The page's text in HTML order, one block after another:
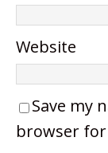
Website
Save my
browser